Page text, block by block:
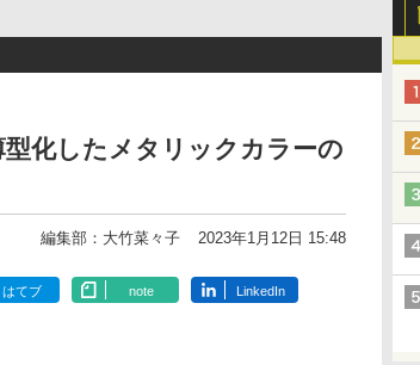
化したメタリックカラーの
編集部：大竹菜々子 2023年1月12日 15:48
はてブ note LinkedIn